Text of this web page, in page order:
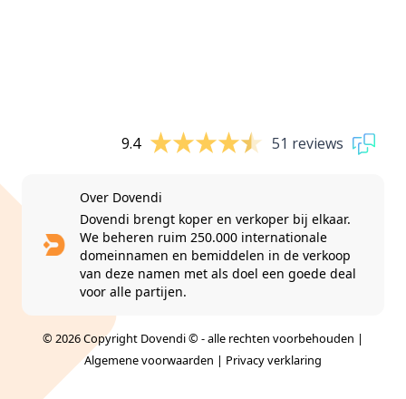
9.4 51 reviews
Over Dovendi
Dovendi brengt koper en verkoper bij elkaar.
We beheren ruim 250.000 internationale
domeinnamen en bemiddelen in de verkoop
van deze namen met als doel een goede deal
voor alle partijen.
© 2026 Copyright Dovendi © - alle rechten voorbehouden |
Algemene voorwaarden | Privacy verklaring